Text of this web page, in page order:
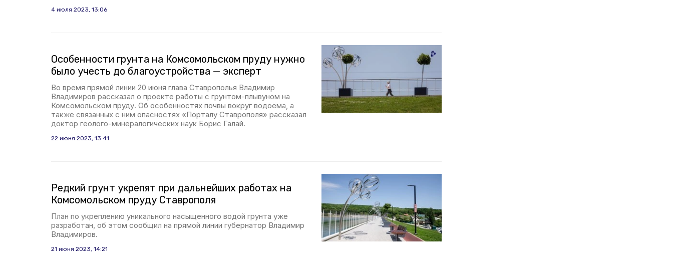
4 июля 2023, 13:06
Особенности грунта на Комсомольском пруду нужно
было учесть до благоустройства — эксперт
Во время прямой линии 20 июня глава Ставрополья Владимир
Владимиров рассказал о проекте работы с грунтом-плывуном на
Комсомольском пруду. Об особенностях почвы вокруг водоёма, а
также связанных с ним опасностях «Порталу Ставрополя» рассказал
доктор геолого-минералогических наук Борис Галай.
22 июня 2023, 13:41
Редкий грунт укрепят при дальнейших работах на
Комсомольском пруду Ставрополя
План по укреплению уникального насыщенного водой грунта уже
разработан, об этом сообщил на прямой линии губернатор Владимир
Владимиров.
21 июня 2023, 14:21